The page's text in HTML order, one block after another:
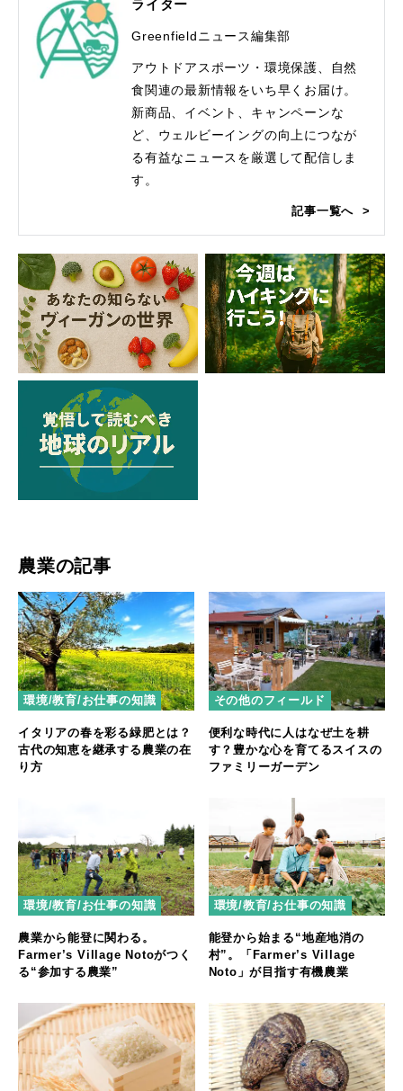
ライター
Greenfieldニュース編集部
アウトドアスポーツ・環境保護、自然
食関連の最新情報をいち早くお届け。
新商品、イベント、キャンペーンな
ど、ウェルビーイングの向上につなが
る有益なニュースを厳選して配信しま
す。
記事一覧へ
農業の記事
環境/教育/お仕事の知識
イタリアの春を彩る緑肥とは？
古代の知恵を継承する農業の在
り方
その他のフィールド
便利な時代に人はなぜ土を耕
す？豊かな心を育てるスイスの
ファミリーガーデン
環境/教育/お仕事の知識
農業から能登に関わる。
Farmer’s Village Notoがつく
る“参加する農業”
環境/教育/お仕事の知識
能登から始まる“地産地消の
村”。「Farmer’s Village
Noto」が目指す有機農業